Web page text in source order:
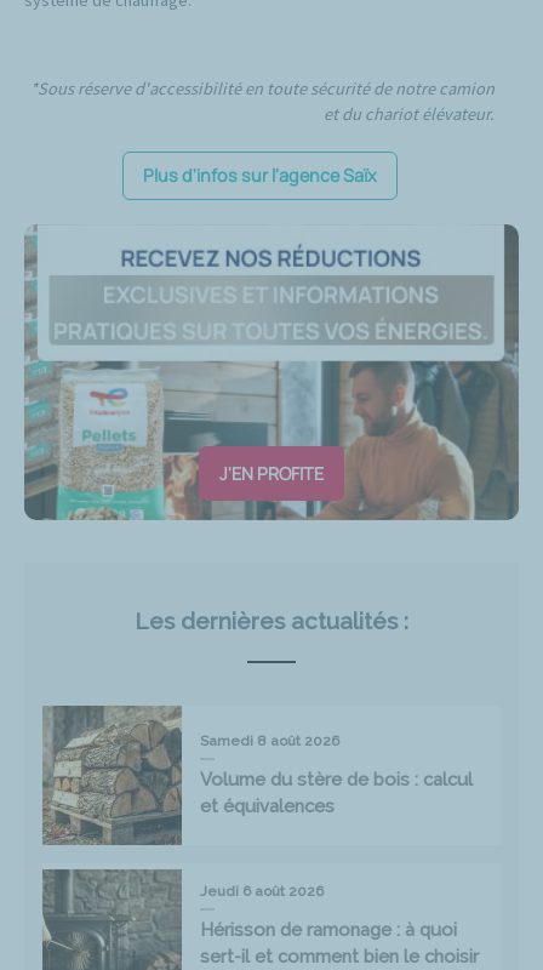
*Sous réserve d'accessibilité en toute sécurité de notre camion
et du chariot élévateur.
Plus d'infos sur l'agence Saïx
J'EN PROFITE
Les dernières actualités :
Samedi 8 août 2026
Volume du stère de bois : calcul
et équivalences
Jeudi 6 août 2026
Hérisson de ramonage : à quoi
sert-il et comment bien le choisir